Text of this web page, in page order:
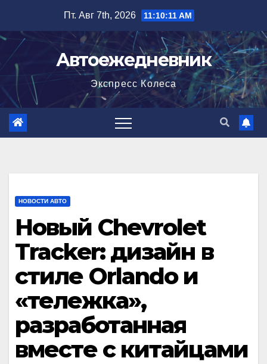
содержимому
Пт. Авг 7th, 2026 11:10:12 AM
Автоежедневник
Экспресс Колеса
НОВОСТИ АВТО
Новый Chevrolet
Tracker: дизайн в
стиле Orlando и
«тележка»,
разработанная
вместе с китайцами